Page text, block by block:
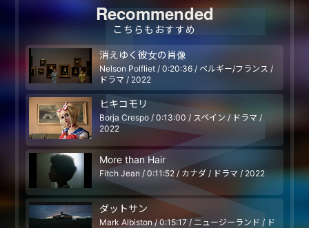
Recommended
こちらもおすすめ
消えゆく彼女の肖像
Nelson Polfliet / 0:20:36 / ベルギー/フランス /
ドラマ / 2022
ヒキコモリ
Borja Crespo / 0:13:00 / スペイン / ドラマ /
2022
More than Hair
Fitch Jean / 0:11:52 / カナダ / ドラマ / 2022
ダットサン
Mark Albiston / 0:15:17 / ニュージーランド / ド